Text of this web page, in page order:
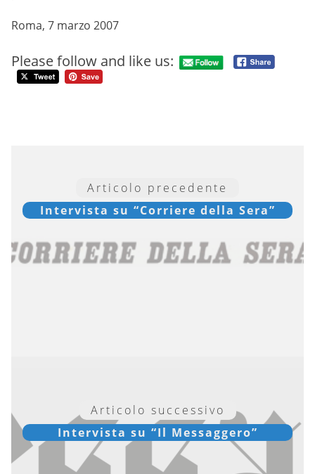
Roma, 7 marzo 2007
Please follow and like us:
Articolo precedente
Intervista su “Corriere della Sera”
Articolo successivo
Intervista su “Il Messaggero”